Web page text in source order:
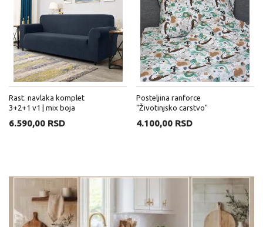
Rast. navlaka komplet
3+2+1 v1 | mix boja
6.590,00 RSD
Posteljina ranforce
"Životinjsko carstvo"
4.100,00 RSD